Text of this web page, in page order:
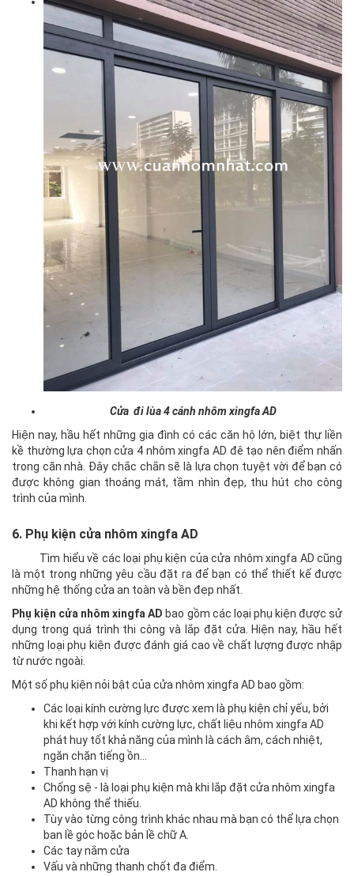
Cửa đi lùa 4 cánh nhôm xingfa AD
Hiện nay, hầu hết những gia đình có các căn hộ lớn, biệt thự liền
kề thường lựa chọn cửa 4 nhôm xingfa AD đê tạo nên điểm nhấn
trong căn nhà. Đây chắc chắn sẽ là lựa chọn tuyệt vời để bạn có
được không gian thoáng mát, tầm nhìn đẹp, thu hút cho công
trình của mình.
6. Phụ kiện cửa nhôm xingfa AD
Tìm hiểu về các loại phụ kiện của cửa nhôm xingfa AD cũng
là một trong những yêu cầu đặt ra để bạn có thể thiết kế được
những hệ thống cửa an toàn và bền đẹp nhất.
Phụ kiện cửa nhôm xingfa AD bao gồm các loại phụ kiện được sử
dụng trong quá trình thi công và lắp đặt cửa. Hiện nay, hầu hết
những loại phụ kiện được đánh giá cao về chất lượng được nhập
từ nước ngoài.
Một số phụ kiện nỏi bật của cửa nhôm xingfa AD bao gồm:
Các loại kính cường lực được xem là phụ kiện chỉ yếu, bởi
khi kết hợp với kính cường lực, chất liệu nhôm xingfa AD
phát huy tốt khả năng của mình là cách âm, cách nhiệt,
ngăn chặn tiếng ồn…
Thanh hạn vị
Chống sệ - là loại phụ kiện mà khi lắp đặt cửa nhôm xingfa
AD không thể thiếu.
Tùy vào từng công trình khác nhau mà bạn có thể lựa chọn
ban lề góc hoặc bản lề chữ A.
Các tay nắm cửa
Vấu và những thanh chốt đa điểm.